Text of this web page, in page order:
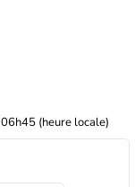
06h45 (heure locale)